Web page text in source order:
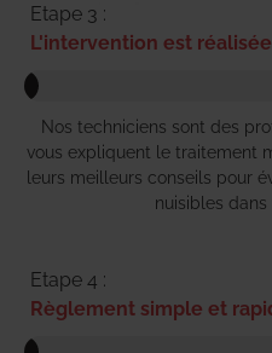
Etape 3 :
L'intervention est réalisée
Nos techniciens sont des
vous expliquent le traitement
leurs meilleurs conseils pour
nuisibles
Etape 4 :
Règlement simple et